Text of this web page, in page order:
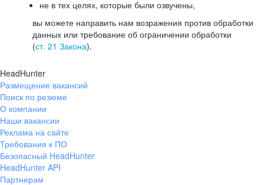
не в тех целях, которые были озвучены,
вы можете направить нам возражения против обработки
данных или требование об ограничении обработки
(ст. 21 Закона).
HeadHunter
Размещение вакансий
Поиск по резюме
О компании
Наши вакансии
Реклама на сайте
Требования к ПО
Безопасный HeadHunter
HeadHunter API
Партнерам